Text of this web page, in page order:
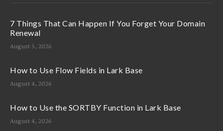
7 Things That Can Happen If You Forget Your Domain
Renewal
August 5, 2026
How to Use Flow Fields in Lark Base
August 4, 2026
How to Use the SORTBY Function in Lark Base
August 4, 2026